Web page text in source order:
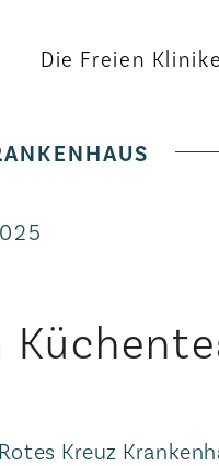
Kreuz
Die Freien